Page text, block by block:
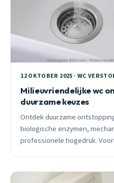
12 OKTOBER 2025 · WC
Milieuvriendelijke wc
duurzame keuzes
Ontdek duurzame
biologische enzymen,
professionele hogedruk.